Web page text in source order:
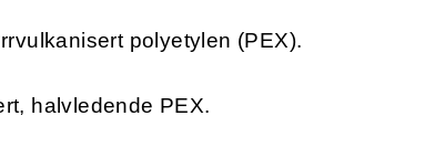
polyetylen (PEX).
halvledende PEX.